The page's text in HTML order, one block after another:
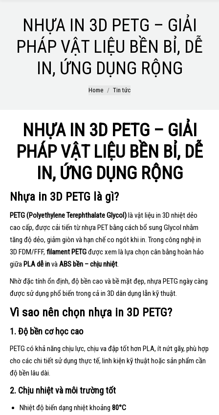
NHỰA IN 3D PETG – GIẢI
PHÁP VẬT LIỆU BỀN BỈ, DỄ
IN, ỨNG DỤNG RỘNG
Home Tin tức
NHỰA IN 3D PETG – GIẢI
PHÁP VẬT LIỆU BỀN BỈ, DỄ
IN, ỨNG DỤNG RỘNG
Nhựa in 3D PETG là gì?
PETG(Polyethylene Terephthalate Glycol)là vật liệu in 3D nhiệt dẻo
cao cấp, được cải tiến từ nhựa PET bằng cách bổ sung Glycol nhằm
tăng độ dẻo, giảm giòn và hạn chế co ngót khi in. Trong công nghệ in
3D FDM/FFF, filament PETGđược xem là lựa chọn cân bằng hoàn hảo
giữa PLA dễ invàABS bền – chịu nhiệt.
Nhờ đặc tính ổn định, độ bền cao và bề mặt đẹp, nhựa PETG ngày càng
được sử dụng phổ biến trong cả in 3D dân dụng lẫn kỹ thuật.
Vì sao nên chọn nhựa in 3D PETG?
1. Độ bền cơ học cao
PETG có khả năng chịu lực, chịu va đập tốt hơn PLA, ít nứt gãy, phù hợp
cho các chi tiết sử dụng thực tế, linh kiện kỹ thuật hoặc sản phẩm cần
độ bền lâu dài.
2. Chịu nhiệt và môi trường tốt
Nhiệt độ biến dạng nhiệt khoảng 80°C